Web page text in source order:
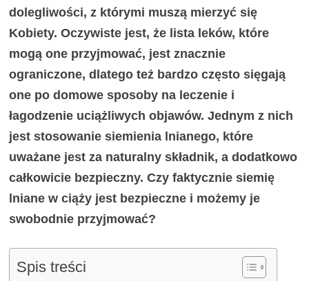
dolegliwości, z którymi muszą mierzyć się
Kobiety. Oczywiste jest, że lista leków, które
mogą one przyjmować, jest znacznie
ograniczone, dlatego też bardzo często sięgają
one po domowe sposoby na leczenie i
łagodzenie uciążliwych objawów. Jednym z nich
jest stosowanie siemienia lnianego, które
uważane jest za naturalny składnik, a dodatkowo
całkowicie bezpieczny. Czy faktycznie siemię
lniane w ciąży jest bezpieczne i możemy je
swobodnie przyjmować?
Spis treści